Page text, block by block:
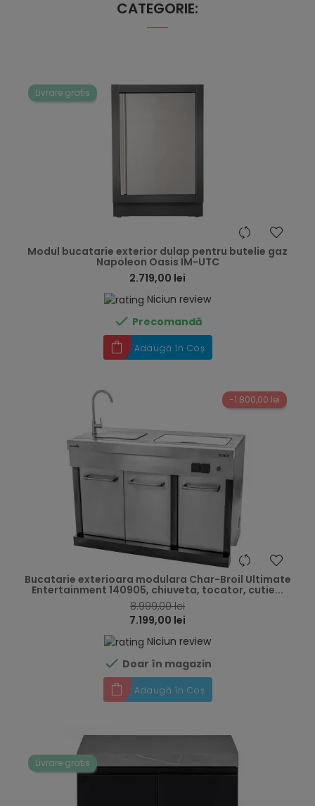
CATEGORIE:
Livrare gratis
Modul bucatarie exterior dulap pentru butelie gaz
Napoleon Oasis IM-UTC
2.719,00 lei
Niciun review
 Precomandă
Adaugă în Coș
-1.800,00 lei
Bucatarie exterioara modulara Char-Broil Ultimate
Entertainment 140905, chiuveta, tocator, cutie...
8.999,00 lei
7.199,00 lei
Niciun review
 Doar în magazin
Adaugă în Coș
Livrare gratis